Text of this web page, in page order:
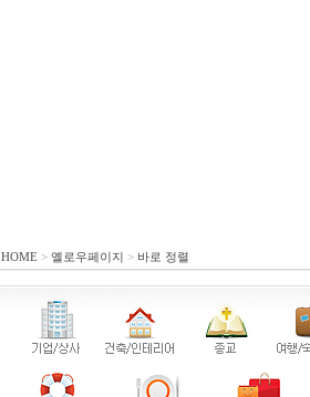
HOME > 옐로우페이지 > 바로 정렬